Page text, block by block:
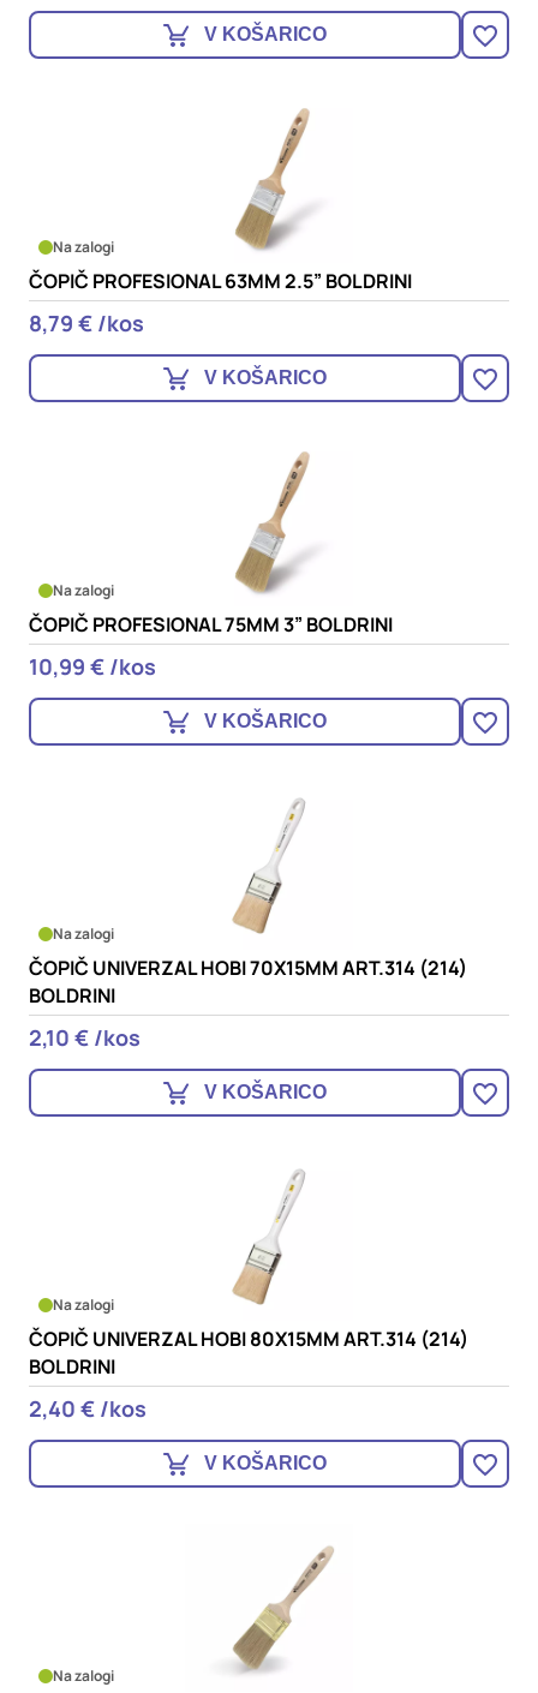
V KOŠARICO
Na zalogi
ČOPIČ PROFESIONAL 63MM 2.5” BOLDRINI
8,79 € /kos
V KOŠARICO
Na zalogi
ČOPIČ PROFESIONAL 75MM 3” BOLDRINI
10,99 € /kos
V KOŠARICO
Na zalogi
ČOPIČ UNIVERZAL HOBI 70X15MM ART.314 (214)
BOLDRINI
2,10 € /kos
V KOŠARICO
Na zalogi
ČOPIČ UNIVERZAL HOBI 80X15MM ART.314 (214)
BOLDRINI
2,40 € /kos
V KOŠARICO
Na zalogi